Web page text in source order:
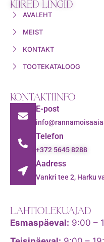
KIIRED LINGID
AVALEHT
MEIST
KONTAKT
TOOTEKATALOOG
KONTAKTIINFO
E-post
Telefon
+372 5645 8288
Aadress
Vankri tee 2, Harku
LAHTIOLEKUAJAD
Esmaspäeval: 9:00 –